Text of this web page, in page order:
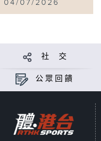
04/07/2026
社 交
公眾回饋